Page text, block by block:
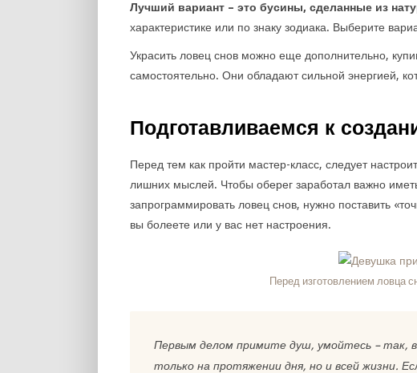
Лучший вариант – это бусины, сделанные из
характеристике или по знаку зодиака. Выберите
Украсить ловец снов можно еще дополнительно,
самостоятельно. Они обладают сильной энергией,
Подготавливаемся к
Перед тем как пройти мастер-класс, следует
лишних мыслей. Чтобы оберег заработал важно
запрограммировать ловец снов, нужно поставить
вы болеете или у вас нет настроения.
Перед изготовлением ловца
Первым делом примите душ, умойтесь – так,
только на протяжении дня, но и всей жизни.